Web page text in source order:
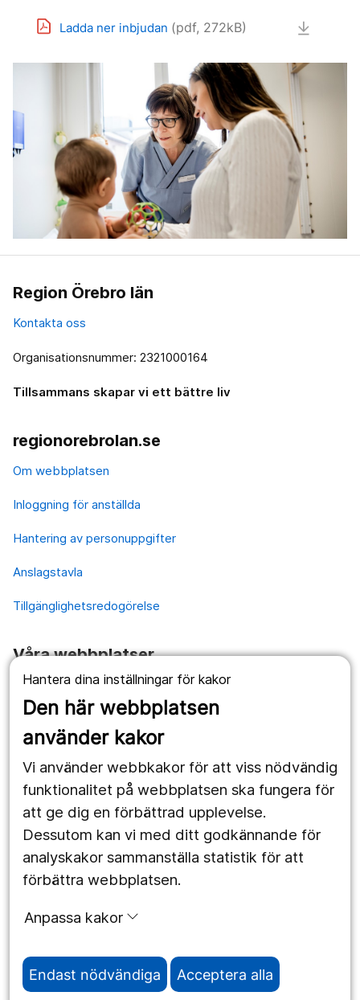
Hantera dina inställningar för kakor
Den här webbplatsen
använder kakor
Vi använder webbkakor för att viss nödvändig
funktionalitet på webbplatsen ska fungera för
att ge dig en förbättrad upplevelse.
Dessutom kan vi med ditt godkännande för
analyskakor sammanställa statistik för att
förbättra webbplatsen.
Anpassa kakor
Endast nödvändiga Acceptera alla
Ladda ner inbjudan (pdf, 272kB)
Region Örebro län
Kontakta oss
Organisationsnummer: 2321000164
Tillsammans skapar vi ett bättre liv
regionorebrolan.se
Om webbplatsen
Inloggning för anställda
Hantering av personuppgifter
Anslagstavla
Tillgänglighetsredogörelse
Våra webbplatser
1177.se
Länstrafiken
Utveckling
Följ oss
Facebook